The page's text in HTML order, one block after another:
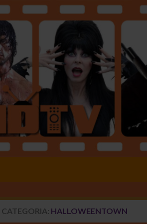
CATEGORIA: HALLOWEENTOWN